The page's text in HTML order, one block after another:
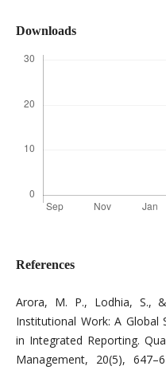
Downloads
References
Arora, M. P., Lodhia, S.,
Institutional Work: A
in Integrated Reporting.
Management, 20(5),